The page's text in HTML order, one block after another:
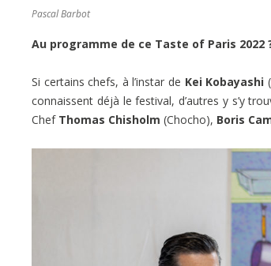
Pascal Barbot
Au programme de ce Taste of Paris 2022
Si certains chefs, à l’instar de Kei Kobayashi
connaissent déjà le festival, d’autres y s’y
Chef Thomas Chisholm (Chocho), Boris